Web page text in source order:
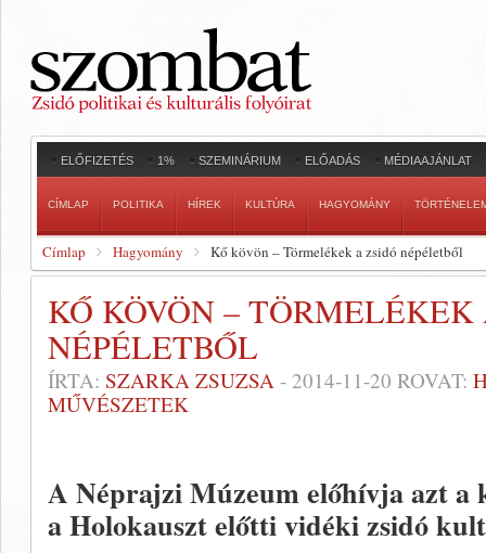
ELŐFIZETÉS 1% SZEMINÁRIUM ELŐADÁS MÉDIAAJÁNLAT
CÍMLAP POLITIKA HÍREK KULTÚRA HAGYOMÁNY
Címlap Hagyomány Kő kövön – Törmelékek a zsidó népéletből
KŐ KÖVÖN –
NÉPÉLETBŐL
ÍRTA: SZARKA ZSUZSA - 2014-11-20 ROVAT:
MŰVÉSZETEK
A Néprajzi Múzeum előhívja azt a
a Holokauszt előtti vidéki zsidó